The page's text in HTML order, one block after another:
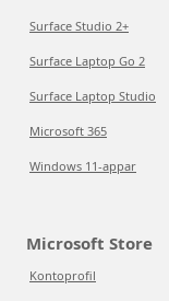
Surface Studio 2+
Surface Laptop Go 2
Surface Laptop Studio
Microsoft 365
Windows 11-appar
Microsoft Store
Kontoprofil